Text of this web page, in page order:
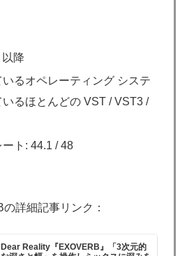
降
るオペレーティング システ
いるほとんどの VST / VST3 /
ト: 44.1 / 48
詳細記事リンク：
Dear Reality『EXOVERB』「3次元的